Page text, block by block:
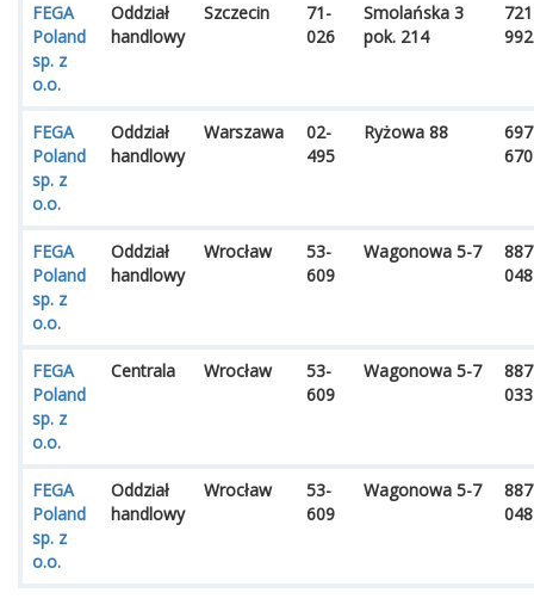
FEGA
Poland
sp. z
o.o.
Oddział
handlowy
Szczecin
71-
026
Smolańska 3
pok. 214
992
FEGA
Poland
sp. z
o.o.
Oddział
handlowy
Warszawa
02-
495
Ryżowa 88
670
FEGA
Poland
sp. z
o.o.
Oddział
handlowy
Wrocław
53-
609
Wagonowa 5-7
048
FEGA
Poland
sp. z
o.o.
Centrala Wrocław
53-
609
Wagonowa 5-7
033
FEGA
Poland
sp. z
o.o.
Oddział
handlowy
Wrocław
53-
609
Wagonowa 5-7
048